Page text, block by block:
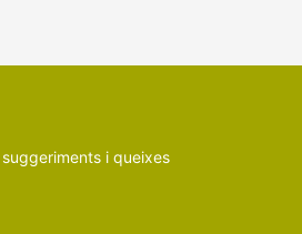
i queixes